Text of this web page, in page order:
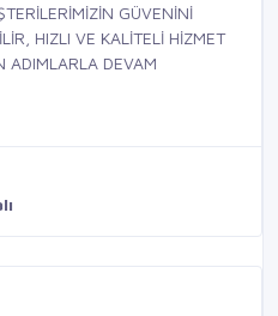
GÜVENİNİ
HIZLI VE KALİTELİ HİZMET
ADIMLARLA DEVAM